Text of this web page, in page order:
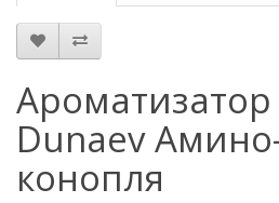
Dunaev
конопля